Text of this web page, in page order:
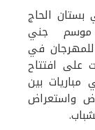
الحاج
موسم جني
في
على افتتاح
بين
واستعراض